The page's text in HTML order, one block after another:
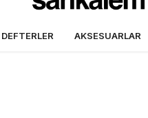
DEFTERLER AKSESUARLAR